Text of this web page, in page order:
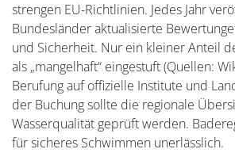
strengen EU-Richtlinien. Jedes Jahr
Bundesländer aktualisierte
und Sicherheit. Nur ein kleiner Anteil
als „mangelhaft“ eingestuft (Quellen:
Berufung auf offizielle Institute und
der Buchung sollte die regionale
Wasserqualität geprüft werden.
für sicheres Schwimmen unerlässlich.